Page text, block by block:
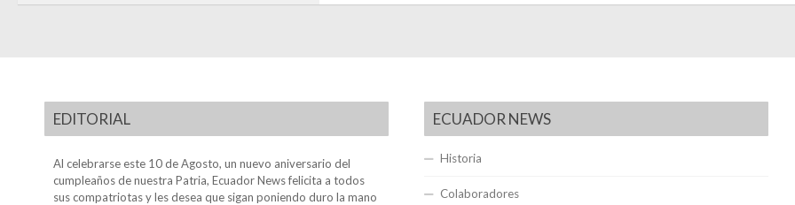
EDITORIAL
Al celebrarse este 10 de Agosto, un nuevo aniversario del
cumpleaños de nuestra Patria, Ecuador News felicita a todos
sus compatriotas y les desea que sigan poniendo duro la mano
ECUADOR NEWS
Historia
Colaboradores